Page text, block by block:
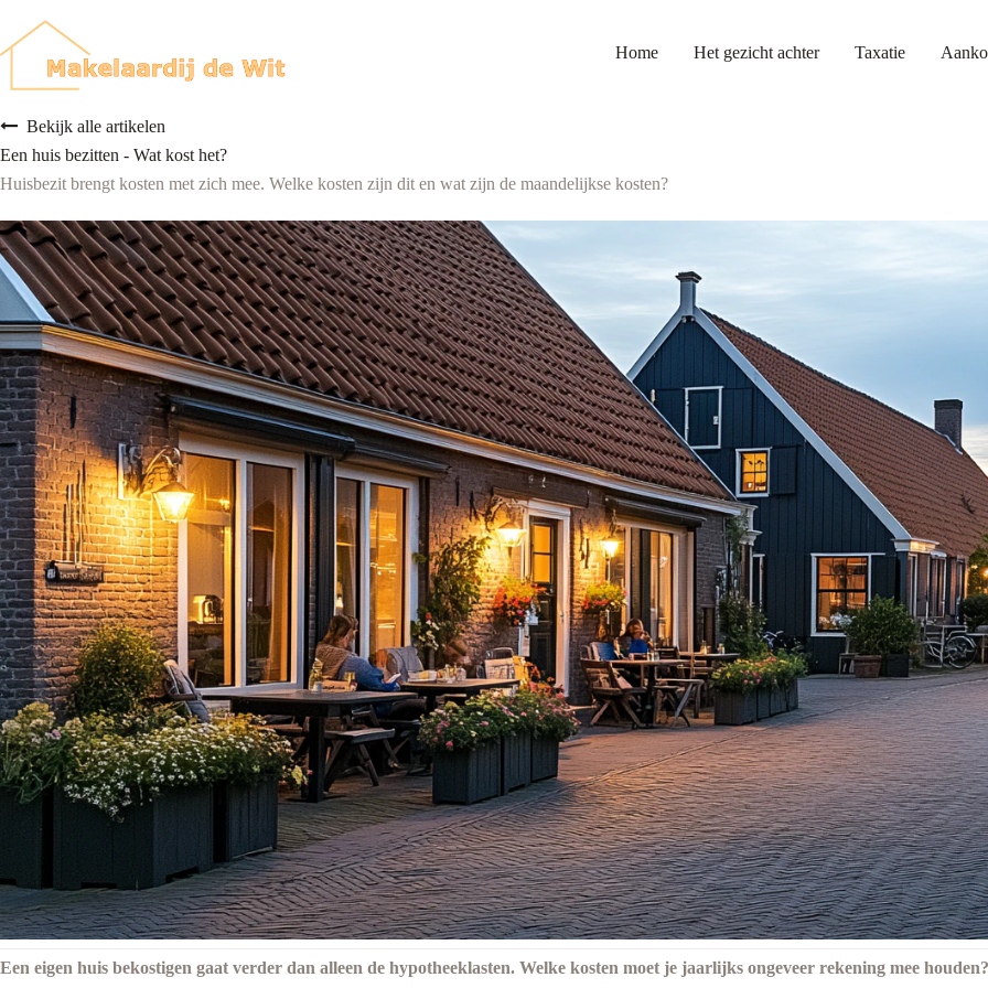
de
Home Het gezicht achter Taxatie
Bekijk alle artikelen
Een huis bezitten - Wat kost het?
Huisbezit brengt kosten met zich mee. Welke kosten zijn dit en wat zijn de maandelijkse kosten?
Een eigen huis bekostigen gaat verder dan alleen de hypotheeklasten. Welke kosten moet je jaarlijks ongeveer rekening mee houden?